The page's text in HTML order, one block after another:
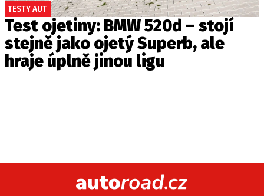
TESTY AUT
Test ojetiny: BMW 520d – stojí
stejně jako ojetý Superb, ale
hraje úplně jinou ligu